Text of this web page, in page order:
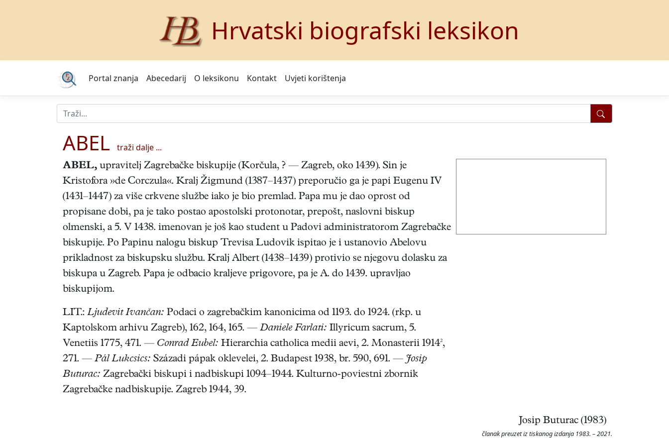
Hrvatski biografski leksikon
Portal znanja Abecedarij O leksikonu Kontakt Uvjeti korištenja
ABEL traži dalje ...
ABEL, upravitelj Zagrebačke biskupije (Korčula, ? — Zagreb, oko 1439). Sin je
Kristofora »de Corczula«. Kralj Žigmund (1387–1437) preporučio ga je papi Eugenu IV
(1431–1447) za više crkvene službe iako je bio premlad. Papa mu je dao oprost od
propisane dobi, pa je tako postao apostolski protonotar, prepošt, naslovni biskup
olmenski, a 5. V 1438. imenovan je još kao student u Padovi administratorom Zagrebačke
biskupije. Po Papinu nalogu biskup Trevisa Ludovik ispitao je i ustanovio Abelovu
prikladnost za biskupsku službu. Kralj Albert (1438–1439) protivio se njegovu dolasku za
biskupa u Zagreb. Papa je odbacio kraljeve prigovore, pa je A. do 1439. upravljao
biskupijom.
LIT.: Ljudevit Ivančan: Podaci o zagrebačkim kanonicima od 1193. do 1924. (rkp. u
Kaptolskom arhivu Zagreb), 162, 164, 165. — Daniele Farlati: Illyricum sacrum, 5.
Venetiis 1775, 471. — Conrad Eubel: Hierarchia catholica medii aevi, 2. Monasterii 1914²,
271. — Pál Lukcsics: Századi pápak oklevelei, 2. Budapest 1938, br. 590, 691. —Josip
Buturac: Zagrebački biskupi i nadbiskupi 1094–1944. Kulturno-poviestni zbornik
Zagrebačke nadbiskupije. Zagreb 1944, 39.
Josip Buturac (1983)
članak preuzet iz tiskanog izdanja 1983. – 2021.